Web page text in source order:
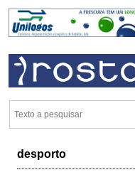
desporto